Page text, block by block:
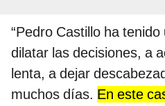
“Pedro Castillo ha
dilatar las decisiones, a
lenta, a dejar
muchos días. En este